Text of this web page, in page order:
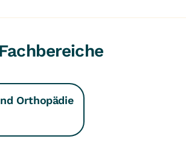
Fachbereiche
Orthopädie